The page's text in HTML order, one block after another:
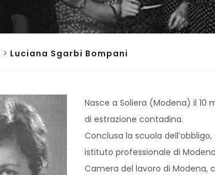
> Luciana Sgarbi Bompani
Nasce a Soliera (Modena) il 10
di estrazione contadina.
Conclusa la scuola
istituto professionale di
Camera del lavoro di Modena,